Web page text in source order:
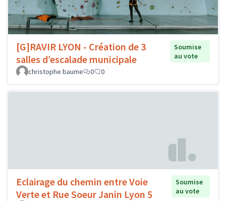
[G]RAVIR LYON - Création de 3
salles d’escalade municipale
Soumise
au vote
christophe baume
0 0
Eclairage du chemin entre Voie
Verte et Rue Soeur Janin Lyon 5
Soumise
au vote